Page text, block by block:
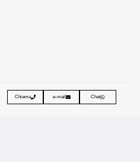
Chiama e-mail Chat